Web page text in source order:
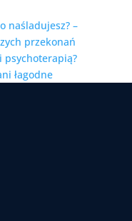
naśladujesz? –
przekonań
psychoterapią?
łagodne